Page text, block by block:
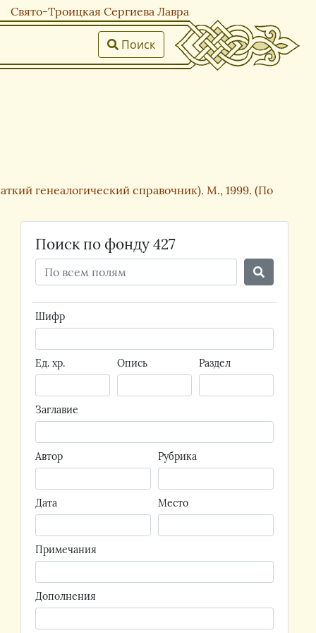
Свято-Троицкая Сергиева Лавра
Поиск
генеалогический справочник). М., 1999. (По
Поиск по фонду 427
Шифр
Ед. хр. Опись Раздел
Заглавие
Автор Рубрика
Дата Место
Примечания
Дополнения